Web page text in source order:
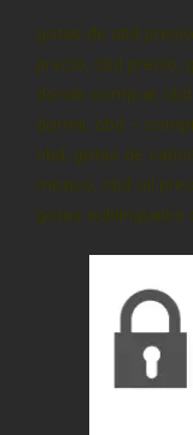
gotas de cbd
precio, cbd precio,
donde comprar
dormir, cbd –
cbd, gotas de
mexico, cbd oil
gotas sublinguales